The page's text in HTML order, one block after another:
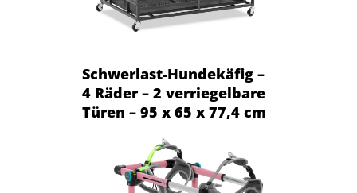
Schwerlast-Hundekäfig –
4 Räder – 2 verriegelbare
Türen – 95 x 65 x 77,4 cm